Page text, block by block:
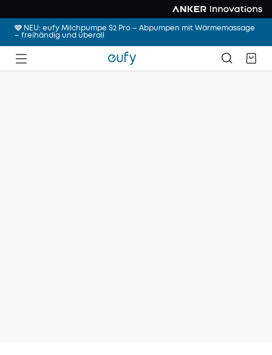
🩷 NEU: eufy Milchpumpe S2 Pro – Abpumpen mit Wärmemassage
– freihändig und überall